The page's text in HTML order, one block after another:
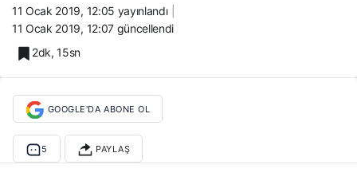
11 Ocak 2019, 12:05 yayınlandı
11 Ocak 2019, 12:07güncellendi
2dk, 15sn
GOOGLE'DA ABONE OL
5 PAYLAŞ